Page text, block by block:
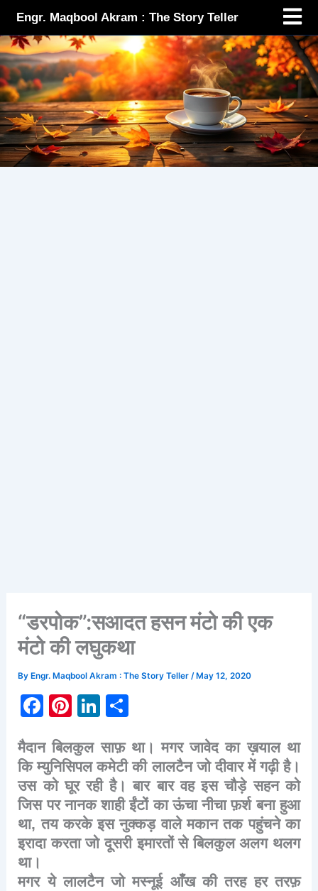
content
Engr. Maqbool Akram : The Story Teller
Menu
“डरपोक”:सआदत हसन मंटो की एक
मंटो की लघुकथा
By Engr. Maqbool Akram : The Story Teller/ May 12, 2020
F
c
e
b
o
o
Pi
er
e
st
Li
k
e
dI
n
ar
e
मैदान बिलकुल साफ़ था। मगर जावेद का ख़याल था
कि म्युनिसिपल कमेटी की लालटैन जो दीवार में गढ़ी है।
उस को घूर रही है। बार बार वह इस चौड़े सहन को
जिस पर नानक शाही ईंटों का ऊंचा नीचा फ़र्श बना हुआ
था,तय करके इस नुक्कड़ वाले मकान तक पहुंचने का
इरादा करता जो दूसरी इमारतों से बिलकुल अलग थलग
था।
मगर ये लालटैन जो मस्नूई आँख की तरह हर तरफ़